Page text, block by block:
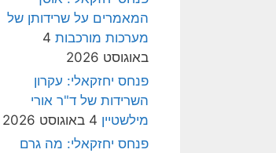
המאמרים על שרידותן של
מערכות מורכבות 4
באוגוסט 2026
פנחס יחזקאלי: עקרון
השרידות של ד"ר אורי
מילשטיין 4 באוגוסט 2026
פנחס יחזקאלי: מה גרם